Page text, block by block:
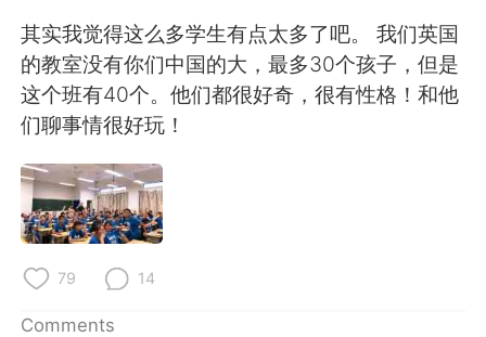
Indonesia Italiano
Türkçe Tiếng Việt
其实我觉得这么多学生有点太多了吧。 我们英国
的教室没有你们中国的大，最多30个孩子，但是
这个班有40个。他们都很好奇，很有性格！和他
们聊事情很好玩！
79 14
Comments